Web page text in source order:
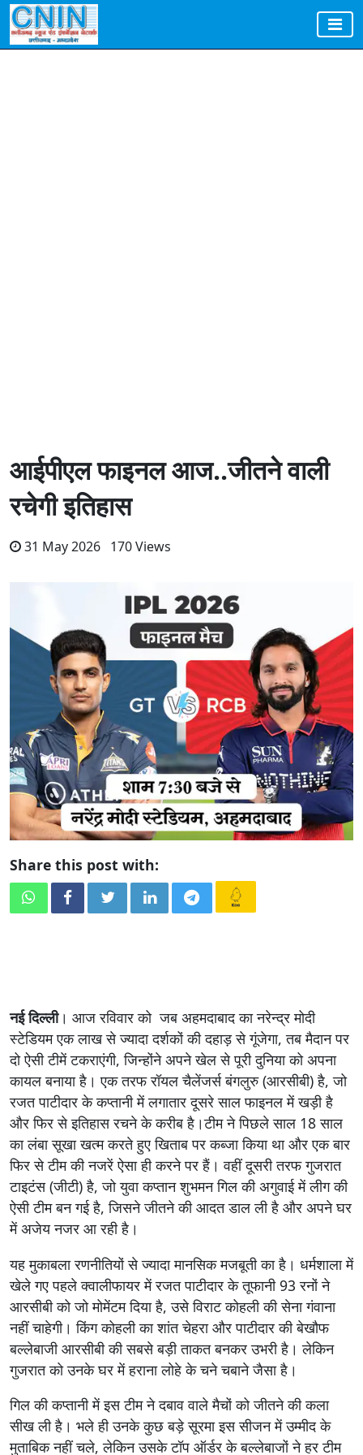
आईपीएल फाइनल आज..जीतने वाली
रचेगी इतिहास
31 May 2026 170 Views
Share this post with:
नई दिल्ली। आज रविवार को जब अहमदाबाद का नरेन्द्र मोदी
स्टेडियम एक लाख से ज्यादा दर्शकों की दहाड़ से गूंजेगा, तब मैदान पर
दो ऐसी टीमें टकराएंगी, जिन्होंने अपने खेल से पूरी दुनिया को अपना
कायल बनाया है। एक तरफ रॉयल चैलेंजर्स बंगलुरु (आरसीबी) है, जो
रजत पाटीदार के कप्तानी में लगातार दूसरे साल फाइनल में खड़ी है
और फिर से इतिहास रचने के करीब है।टीम ने पिछले साल 18 साल
का लंबा सूखा खत्म करते हुए खिताब पर कब्जा किया था और एक बार
फिर से टीम की नजरें ऐसा ही करने पर हैं। वहीं दूसरी तरफ गुजरात
टाइटंस (जीटी) है, जो युवा कप्तान शुभमन गिल की अगुवाई में लीग की
ऐसी टीम बन गई है, जिसने जीतने की आदत डाल ली है और अपने घर
में अजेय नजर आ रही है।
यह मुकाबला रणनीतियों से ज्यादा मानसिक मजबूती का है। धर्मशाला में
खेले गए पहले क्वालीफायर में रजत पाटीदार के तूफानी 93 रनों ने
आरसीबी को जो मोमेंटम दिया है, उसे विराट कोहली की सेना गंवाना
नहीं चाहेगी। किंग कोहली का शांत चेहरा और पाटीदार की बेखौफ
बल्लेबाजी आरसीबी की सबसे बड़ी ताकत बनकर उभरी है। लेकिन
गुजरात को उनके घर में हराना लोहे के चने चबाने जैसा है।
गिल की कप्तानी में इस टीम ने दबाव वाले मैचों को जीतने की कला
सीख ली है। भले ही उनके कुछ बड़े सूरमा इस सीजन में उम्मीद के
मुताबिक नहीं चले, लेकिन उसके टॉप ऑर्डर के बल्लेबाजों ने हर टीम